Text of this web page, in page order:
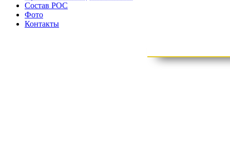
Состав РОС
Фото
Контакты